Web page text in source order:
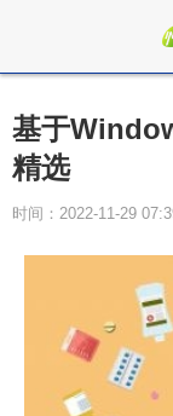
基于
精选
时间：2022-11-29